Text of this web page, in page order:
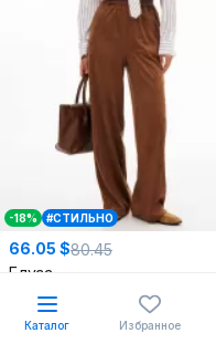
-18% #СТИЛЬНО
66.05 $80.45
Блуза
EOLA 2919.1 молочный_полоска
44,
Каталог Избранное